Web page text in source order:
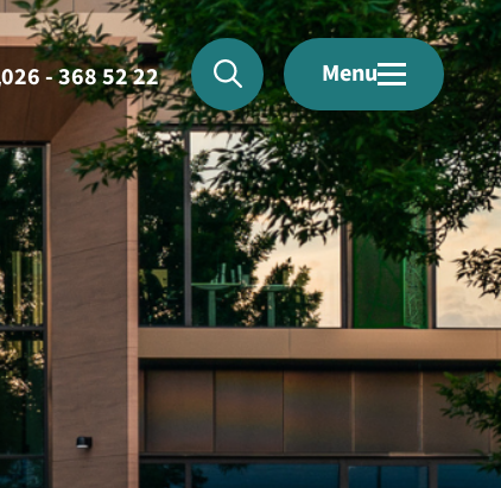
026 - 368 52 22
Menu